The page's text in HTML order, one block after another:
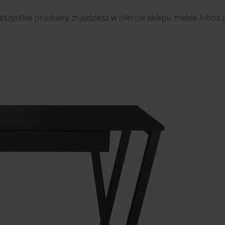
produkty znajdziesz w ofercie sklepu